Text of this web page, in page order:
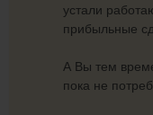
устали
прибыльные
А Вы тем
пока не